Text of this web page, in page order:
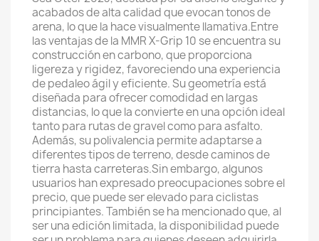
acabados de alta calidad que evocan tonos de
arena, lo que la hace visualmente llamativa.Entre
las ventajas de la MMR X-Grip 10 se encuentra su
construcción en carbono, que proporciona
ligereza y rigidez, favoreciendo una experiencia
de pedaleo ágil y eficiente. Su geometría está
diseñada para ofrecer comodidad en largas
distancias, lo que la convierte en una opción ideal
tanto para rutas de gravel como para asfalto.
Además, su polivalencia permite adaptarse a
diferentes tipos de terreno, desde caminos de
tierra hasta carreteras.Sin embargo, algunos
usuarios han expresado preocupaciones sobre el
precio, que puede ser elevado para ciclistas
principiantes. También se ha mencionado que, al
ser una edición limitada, la disponibilidad puede